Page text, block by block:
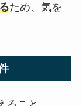
ため、気を